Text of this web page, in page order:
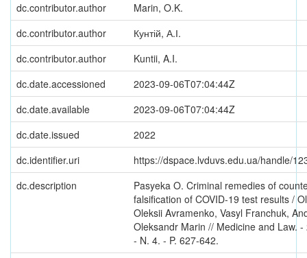
dc.contributor.author
Marin, O.K.
dc.contributor.author
Кунтій, А.І.
dc.contributor.author
Kuntii, A.I.
dc.date.accessioned
2023-09-06T07:04:44Z
dc.date.available
2023-09-06T07:04:44Z
dc.date.issued
2022
dc.identifier.uri
https://dspace.lvduvs.edu.ua/handle/
dc.description
Pasyeka O. Criminal remedies of
falsification of COVID-19 test results /
Oleksii Avramenko, Vasyl Franchuk,
Oleksandr Marin // Medicine and Law.
- N. 4. - P. 627-642.